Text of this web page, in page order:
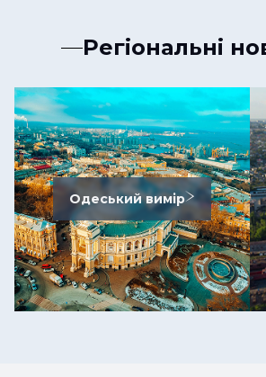
Регіональні
Одеський вимір